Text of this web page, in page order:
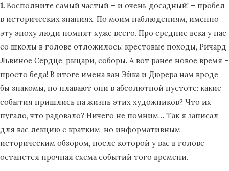
1. Восполните самый частый – и очень досадный! – пробел
в исторических знаниях. По моим наблюдениям, именно
эту эпоху люди помнят хуже всего. Про средние века у нас
со школы в голове отложилось: крестовые походы, Ричард
Львиное Сердце, рыцари, соборы. А вот ранее новое время –
просто беда! В итоге имена ван Эйка и Дюрера нам вроде
бы знакомы, но плавают они в абсолютной пустоте: какие
события пришлись на жизнь этих художников? Что их
пугало, что радовало? Ничего не помним… Так я записал
для вас лекцию с кратким, но информативным
историческим обзором, после которой у вас в голове
останется прочная схема событий того времени.